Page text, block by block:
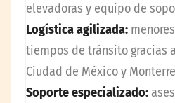
elevadoras y equipo de
Logística agilizada:
tiempos de tránsito gracias
Ciudad de México y
Soporte especializado: